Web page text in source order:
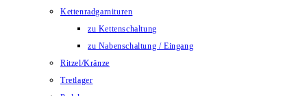
Kettenradgarnituren
zu Kettenschaltung
zu Nabenschaltung / Eingang
Ritzel/Kränze
Tretlager